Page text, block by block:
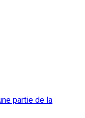
partie de la